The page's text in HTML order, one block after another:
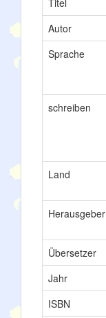
Titel
Autor
Sprache
schreiben
Land
Herausgeber
Übersetzer
Jahr
ISBN